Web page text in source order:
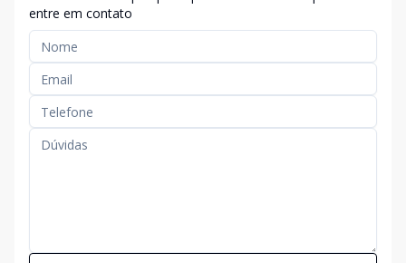
entre em contato